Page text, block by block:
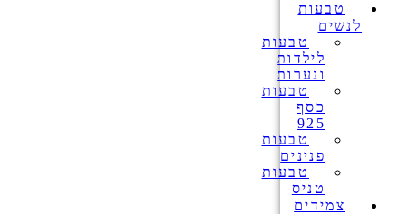
טבעות
לנשים
טבעות
לילדות
ונערות
טבעות
כסף
925
טבעות
פנינים
טבעות
טניס
צמידים